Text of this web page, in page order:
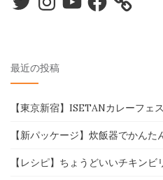
最近の投稿
【東京新宿】ISETANカレーフェ
【新パッケージ】炊飯器でかんた
【レシピ】ちょうどいいチキンビ